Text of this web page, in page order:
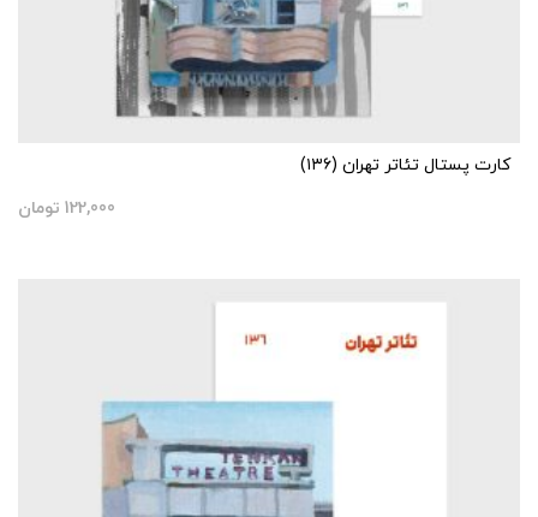
کارت پستال تئاتر تهران (۱۳۶)
122,000 تومان